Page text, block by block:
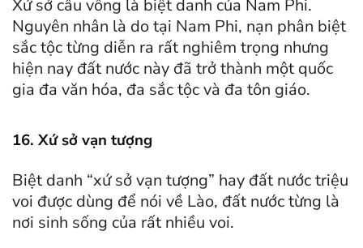
Xứ sở cầu vồng là biệt danh của Nam Phi.
Nguyên nhân là do tại Nam Phi, nạn phân biệt
sắc tộc từng diễn ra rất nghiêm trọng nhưng
hiện nay đất nước này đã trở thành một quốc
gia đa văn hóa, đa sắc tộc và đa tôn giáo.
16. Xứ sở vạn tượng
Biệt danh “xứ sở vạn tượng” hay đất nước triệu
voi được dùng để nói về Lào, đất nước từng là
nơi sinh sống của rất nhiều voi.